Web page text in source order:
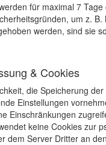
für maximal 7
um z.
werden, sind sie
& Cookies
die Speicherung
Einstellungen
Einschränkungen
keine Cookies zur
dem Server Dritter an